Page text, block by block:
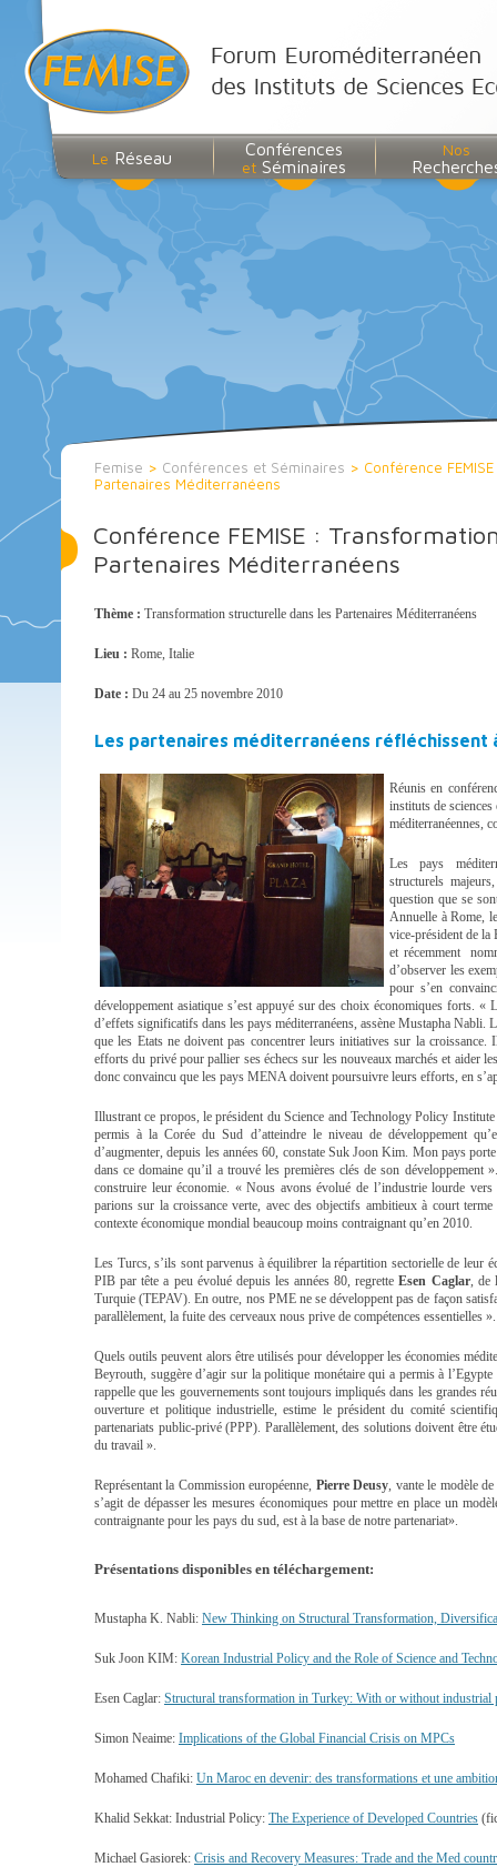
Le Réseau Conférences
et Séminaires
Nos
Femise > Conférences et Séminaires > Conférence
Partenaires Méditerranéens
Conférence FEMISE :
Partenaires Méditerranéens
Thème : Transformation structurelle dans les Partenaires Méditerranéens
Lieu : Rome, Italie
Date : Du 24 au 25 novembre 2010
Les partenaires méditerranéens réfléchissent
Réunis en
instituts de
méditerranéennes,
Les pays
structurels
question que se
Annuelle à Rome,
vice-président de la
et récemment
d’observer les
pour s’en
développement asiatique s’est appuyé sur des choix économiques forts. «
d’effets significatifs dans les pays méditerranéens, assène Mustapha
que les Etats ne doivent pas concentrer leurs initiatives sur la
efforts du privé pour pallier ses échecs sur les nouveaux marchés et aider
donc convaincu que les pays MENA doivent poursuivre leurs efforts, en
Illustrant ce propos, le président du Science and Technology Policy
permis à la Corée du Sud d’atteindre le niveau de développement
d’augmenter, depuis les années 60, constate Suk Joon Kim. Mon pays
dans ce domaine qu’il a trouvé les premières clés de son
construire leur économie. « Nous avons évolué de l’industrie lourde
parions sur la croissance verte, avec des objectifs ambitieux à court
contexte économique mondial beaucoup moins contraignant qu’en 2010.
Les Turcs, s’ils sont parvenus à équilibrer la répartition sectorielle de leur
PIB par tête a peu évolué depuis les années 80, regretteEsen Caglar, de
Turquie (TEPAV). En outre, nos PME ne se développent pas de façon
parallèlement, la fuite des cerveaux nous prive de compétences essentielles ».
Quels outils peuvent alors être utilisés pour développer les économies
Beyrouth, suggère d’agir sur la politique monétaire qui a permis à
rappelle que les gouvernements sont toujours impliqués dans les grandes
ouverture et politique industrielle, estime le président du comité
partenariats public-privé (PPP). Parallèlement, des solutions doivent être
du travail ».
Représentant la Commission européenne, Pierre Deusy, vante le modèle
s’agit de dépasser les mesures économiques pour mettre en place un
contraignante pour les pays du sud, est à la base de notre partenariat».
Présentations disponibles en téléchargement:
Mustapha K. Nabli: New Thinking on Structural Transformation,
Suk Joon KIM: Korean Industrial Policy and the Role of Science and
Esen Caglar: Structural transformation in Turkey: With or without industrial
Simon Neaime: Implications of the Global Financial Crisis on MPCs
Mohamed Chafiki: Un Maroc en devenir: des transformations et une
Khalid Sekkat: Industrial Policy: The Experience of Developed Countries
Michael Gasiorek: Crisis and Recovery Measures: Trade and the Med